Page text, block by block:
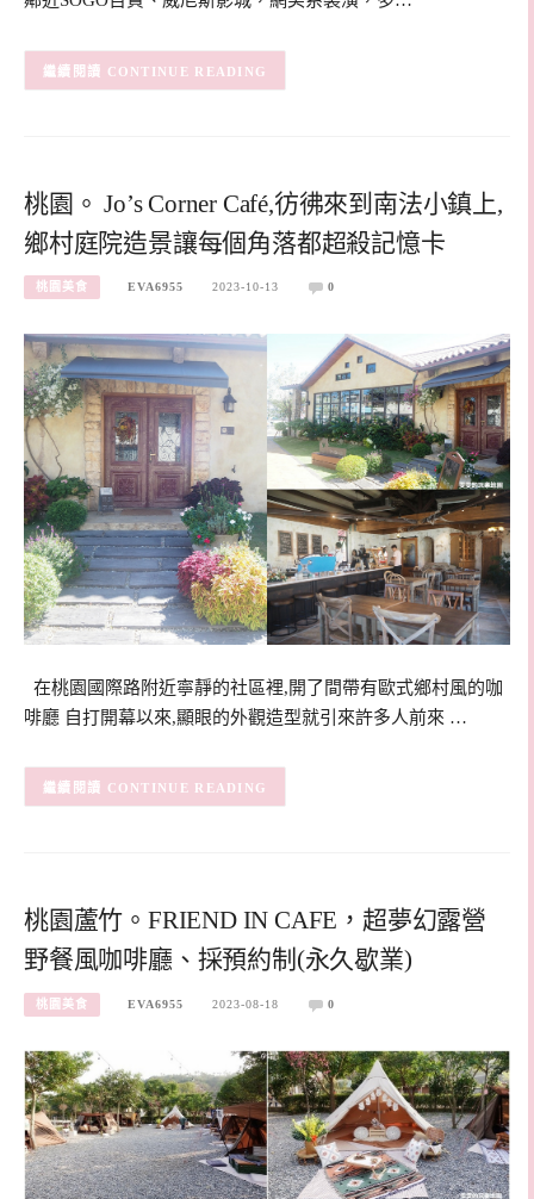
CONTINUE READING
桃園。 Jo’s Corner Café,彷彿來到南法小鎮上,
鄉村庭院造景讓每個角落都超殺記憶卡
桃園美食 EVA6955 2023-10-13 0
在桃園國際路附近寧靜的社區裡,開了間帶有歐式鄉村風的咖
啡廳 自打開幕以來,顯眼的外觀造型就引來許多人前來 …
CONTINUE READING
桃園蘆竹。FRIEND IN CAFE，超夢幻露營
野餐風咖啡廳、採預約制(永久歇業)
桃園美食 EVA6955 2023-08-18 0